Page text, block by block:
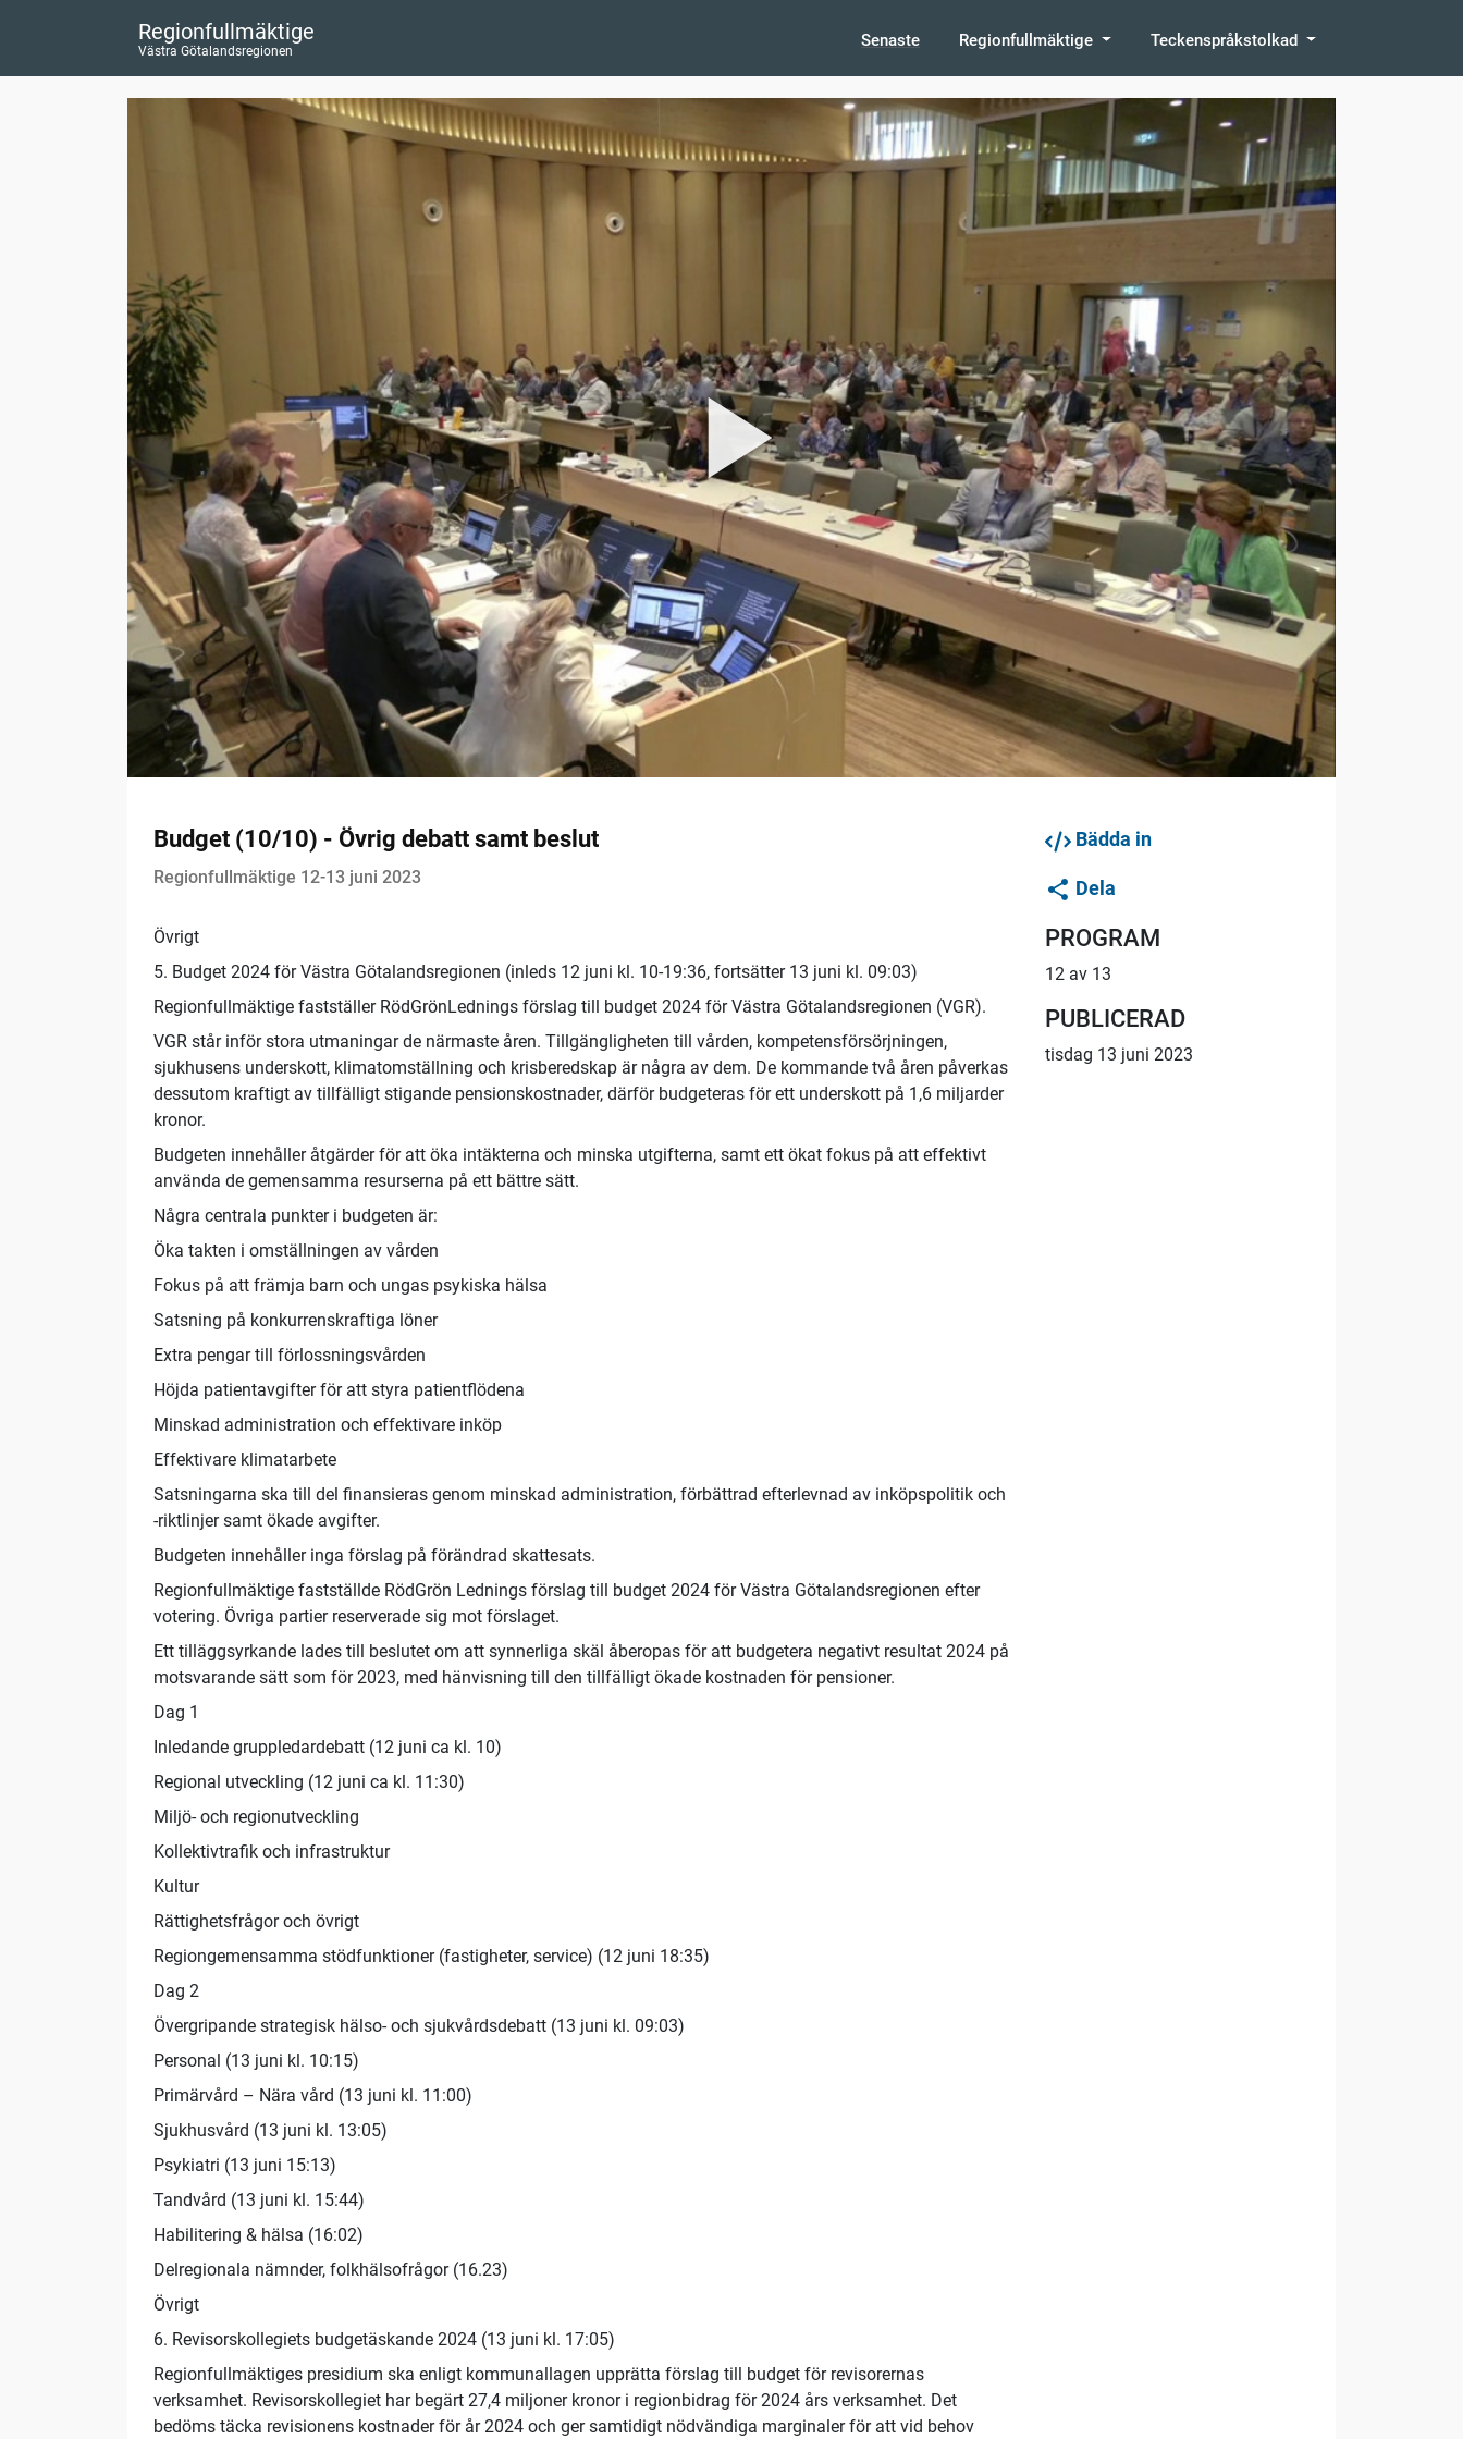
Regionfullmäktige
Västra Götalandsregionen
Senaste Regionfullmäktige Teckenspråkstolkad
Budget (10/10) - Övrig debatt samt beslut
Regionfullmäktige 12-13 juni 2023
Övrigt
5. Budget 2024 för Västra Götalandsregionen (inleds 12 juni kl. 10-19:36, fortsätter 13 juni kl. 09:03)
Regionfullmäktige fastställer RödGrönLednings förslag till budget 2024 för Västra Götalandsregionen (VGR).
VGR står inför stora utmaningar de närmaste åren. Tillgängligheten till vården, kompetensförsörjningen,
sjukhusens underskott, klimatomställning och krisberedskap är några av dem. De kommande två åren påverkas
dessutom kraftigt av tillfälligt stigande pensionskostnader, därför budgeteras för ett underskott på 1,6 miljarder
kronor.
Budgeten innehåller åtgärder för att öka intäkterna och minska utgifterna, samt ett ökat fokus på att effektivt
använda de gemensamma resurserna på ett bättre sätt.
Några centrala punkter i budgeten är:
Öka takten i omställningen av vården
Fokus på att främja barn och ungas psykiska hälsa
Satsning på konkurrenskraftiga löner
Extra pengar till förlossningsvården
Höjda patientavgifter för att styra patientflödena
Minskad administration och effektivare inköp
Effektivare klimatarbete
Satsningarna ska till del finansieras genom minskad administration, förbättrad efterlevnad av inköpspolitik och
-riktlinjer samt ökade avgifter.
Budgeten innehåller inga förslag på förändrad skattesats.
Regionfullmäktige fastställde RödGrön Lednings förslag till budget 2024 för Västra Götalandsregionen efter
votering. Övriga partier reserverade sig mot förslaget.
Ett tilläggsyrkande lades till beslutet om att synnerliga skäl åberopas för att budgetera negativt resultat 2024 på
motsvarande sätt som för 2023, med hänvisning till den tillfälligt ökade kostnaden för pensioner.
Dag 1
Inledande gruppledardebatt (12 juni ca kl. 10)
Regional utveckling (12 juni ca kl. 11:30)
Miljö- och regionutveckling
Kollektivtrafik och infrastruktur
Kultur
Rättighetsfrågor och övrigt
Regiongemensamma stödfunktioner (fastigheter, service) (12 juni 18:35)
Dag 2
Övergripande strategisk hälso- och sjukvårdsdebatt (13 juni kl. 09:03)
Personal (13 juni kl. 10:15)
Primärvård – Nära vård (13 juni kl. 11:00)
Sjukhusvård (13 juni kl. 13:05)
Psykiatri (13 juni 15:13)
Tandvård (13 juni kl. 15:44)
Habilitering & hälsa (16:02)
Delregionala nämnder, folkhälsofrågor (16.23)
Övrigt
6. Revisorskollegiets budgetäskande 2024 (13 juni kl. 17:05)
Regionfullmäktiges presidium ska enligt kommunallagen upprätta förslag till budget för revisorernas
verksamhet. Revisorskollegiet har begärt 27,4 miljoner kronor i regionbidrag för 2024 års verksamhet. Det
bedöms täcka revisionens kostnader för år 2024 och ger samtidigt nödvändiga marginaler för att vid behov
Bädda in
Dela
PROGRAM
12 av 13
PUBLICERAD
tisdag 13 juni 2023